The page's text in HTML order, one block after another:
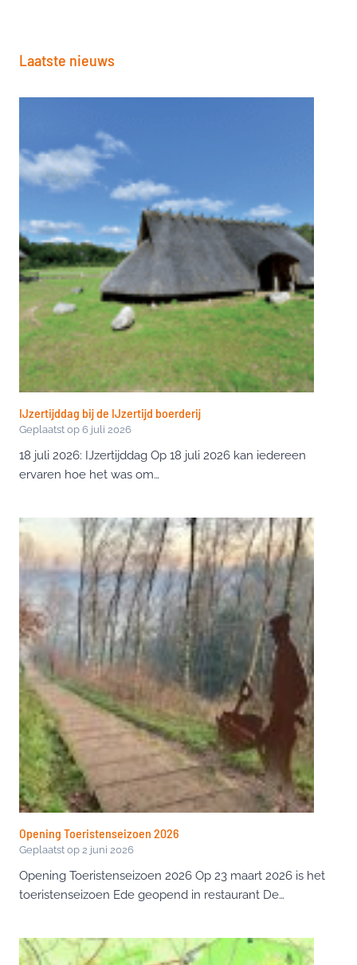
Laatste nieuws
IJzertijddag bij de IJzertijd boerderij
Geplaatst op 6 juli 2026
18 juli 2026: IJzertijddag Op 18 juli 2026 kan iedereen
ervaren hoe het was om…
Opening Toeristenseizoen 2026
Geplaatst op 2 juni 2026
Opening Toeristenseizoen 2026 Op 23 maart 2026 is het
toeristenseizoen Ede geopend in restaurant De…